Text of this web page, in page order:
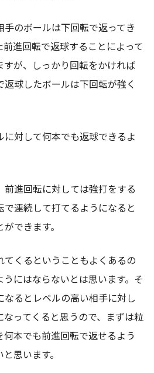
のボールは下回転で返ってき
前進回転で返球することによって
すが、しっかり回転をかければ
球したボールは下回転が強く
に対して何本でも返球できるよ
進回転に対しては強打をする
で連続して打てるようになると
できます。
てくるということもよくあるの
にはならないとは思います。そ
なるとレベルの高い相手に対し
なってくると思うので、まずは粒
本でも前進回転で返せるよう
思います。